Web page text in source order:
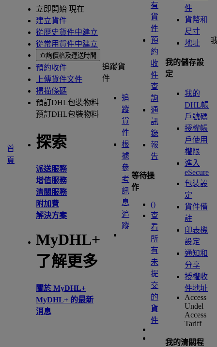
首
頁
立即開始 現在
建立貨件
從歷史貨件中建立
從常用貨件中建立
查詢價格及運送時間
預約收件
上傳貨件文件
掃描條碼
預訂DHL包裝物料
預訂DHL包裝物料
探索
派送服務
增值服務
清關服務
附加費
解決方案
MyDHL+
了解更多
關於 MyDHL+
MyDHL+ 的最新
消息
追蹤貨
件
追
蹤
貨
件
根
據
參
考
訊
息
追
蹤
有
貨
件
預
約
收
件
查
詢
通
訊
錄
報
告
等待操
作
()
查
看
所
有
未
提
交
的
貨
件
件
貨幣和
尺寸
地址
我的儲存設
定
我的
DHL帳
戶號碼
授權帳
戶使用
權限
進入
eSecure
包裝設
定
貨件備
註
印表機
設定
通知和
分享
授權收
件地址
Access
Undel
Access
Tariff
我的清關程